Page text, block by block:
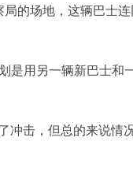
的场地，这辆巴士
是用另一辆新巴士
冲击，但总的来说